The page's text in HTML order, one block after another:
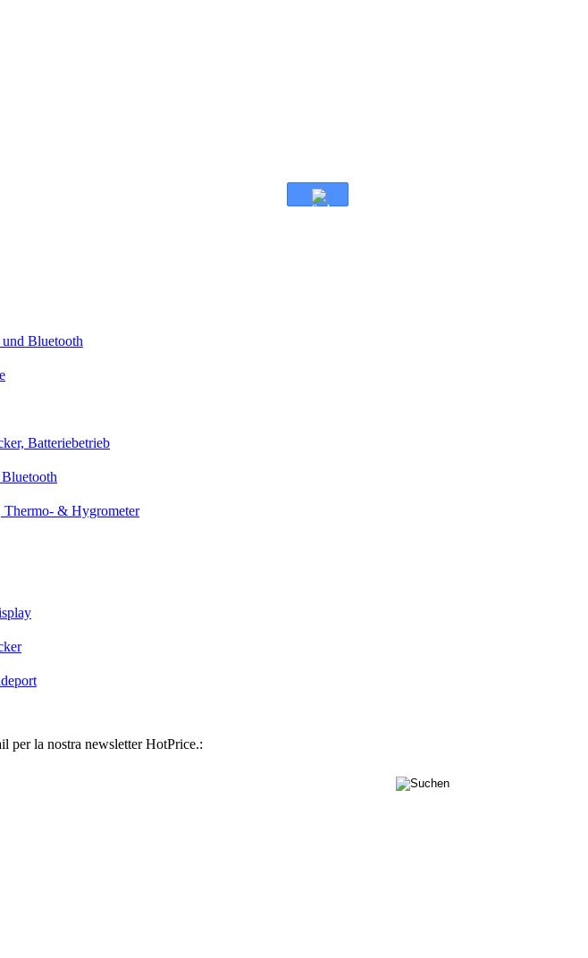
Bluetooth
Batteriebetrieb
Thermo- & Hygrometer
per la nostra newsletter HotPrice.: